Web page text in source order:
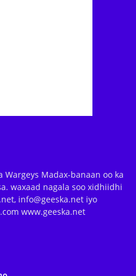
Wargeys Madax-banaan oo ka
waxaad nagala soo xidhiidhi
info@geeska.net iyo
www.geeska.net